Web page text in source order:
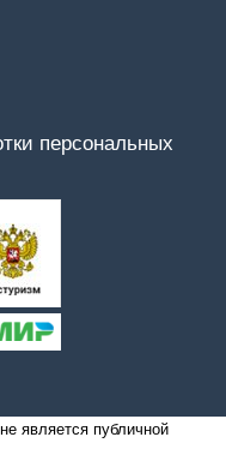
персональных
является публичной